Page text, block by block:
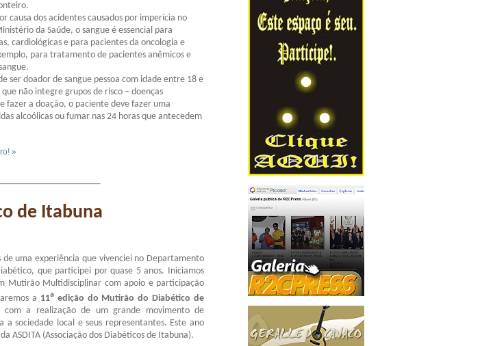
causa dos acidentes causados por imperícia no
da Saúde, o sangue é essencial para
cardiológicas e para pacientes da oncologia e
para tratamento de pacientes anêmicos e
ser doador de sangue pessoa com idade entre 18 e
não integre grupos de risco – doenças
fazer a doação, o paciente deve fazer uma
alcoólicas ou fumar nas 24 horas que antecedem
»
de Itabuna
uma experiência que vivenciei no Departamento
que participei por quase 5 anos. Iniciamos
Mutirão Multidisciplinar com apoio e participação
a 11aedição do Mutirão do Diabético de
com a realização de um grande movimento de
sociedade local e seus representantes. Este ano
ASDITA (Associação dos Diabéticos de Itabuna).